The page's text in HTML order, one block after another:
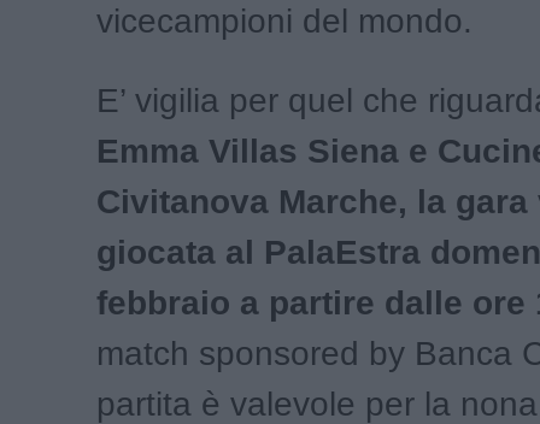
vicecampioni del mondo.
E’ vigilia per quel che
Emma Villas Siena e
Civitanova Marche, la gara
giocata al PalaEstra
febbraio a partire dalle ore
match sponsored by Banca
partita è valevole per la